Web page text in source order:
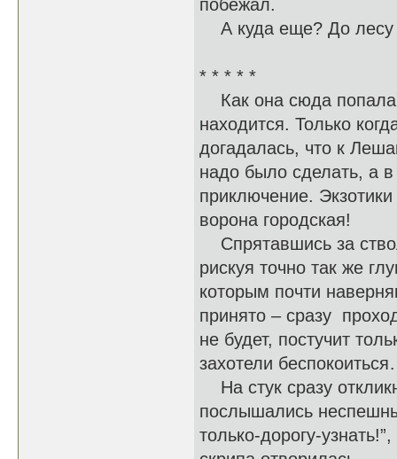
побежал.
А куда еще? До лесу
* * * * *
Как она сюда
находится. Только
догадалась, что к
надо было сделать, а
приключение.
ворона городская!
Спрятавшись за
рискуя точно так же
которым почти
принято – сразу
не будет, постучит
захотели
На стук сразу
послышались
только-дорогу-